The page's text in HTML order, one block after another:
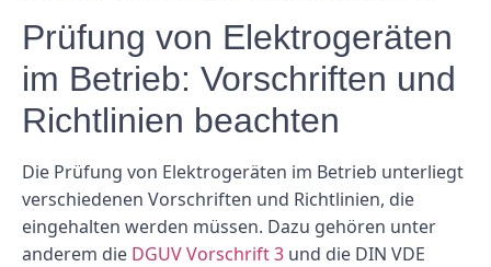
Prüfung von Elektrogeräten
im Betrieb: Vorschriften und
Richtlinien beachten
Die Prüfung von Elektrogeräten im Betrieb unterliegt
verschiedenen Vorschriften und Richtlinien, die
eingehalten werden müssen. Dazu gehören unter
anderem die DGUV Vorschrift 3 und die DIN VDE